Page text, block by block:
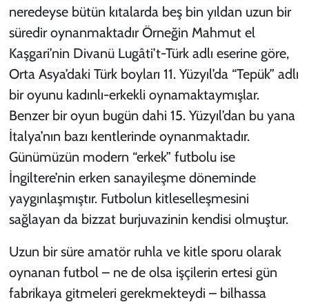
neredeyse bütün kıtalarda beş bin yıldan uzun bir
süredir oynanmaktadır Örneğin Mahmut el
Kaşgari’nin Divanü Lugâti’t-Türk adlı eserine göre,
Orta Asya’daki Türk boyları 11. Yüzyıl’da “Tepük” adlı
bir oyunu kadınlı-erkekli oynamaktaymışlar.
Benzer bir oyun bugün dahi 15. Yüzyıl’dan bu yana
İtalya’nın bazı kentlerinde oynanmaktadır.
Günümüzün modern “erkek” futbolu ise
İngiltere’nin erken sanayileşme döneminde
yaygınlaşmıştır. Futbolun kitleselleşmesini
sağlayan da bizzat burjuvazinin kendisi olmuştur.
Uzun bir süre amatör ruhla ve kitle sporu olarak
oynanan futbol – ne de olsa işçilerin ertesi gün
fabrikaya gitmeleri gerekmekteydi – bilhassa